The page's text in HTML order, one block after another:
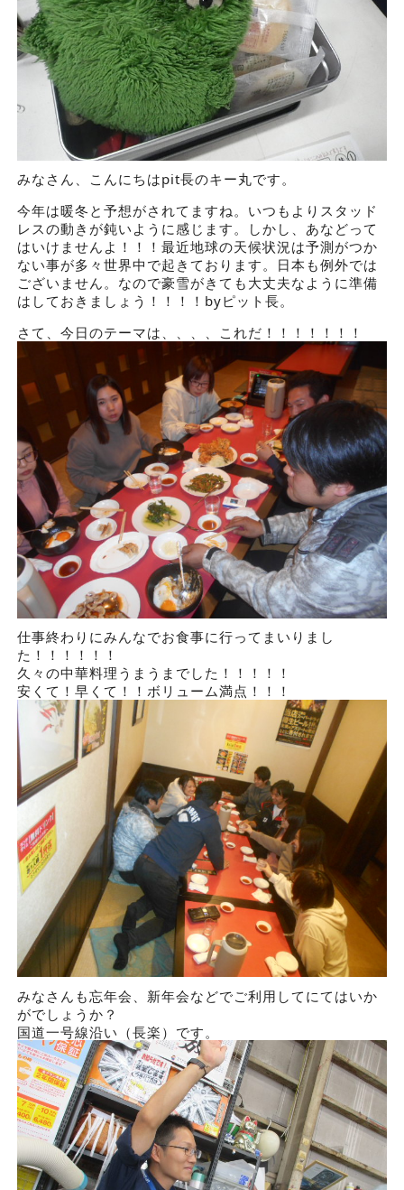
みなさん、こんにちはpit長のキー丸です。
今年は暖冬と予想がされてますね。いつもよりスタッド
レスの動きが鈍いように感じます。しかし、あなどって
はいけませんよ！！！最近地球の天候状況は予測がつか
ない事が多々世界中で起きております。日本も例外では
ございません。なので豪雪がきても大丈夫なように準備
はしておきましょう！！！！byピット長。
さて、今日のテーマは、、、、これだ！！！！！！！
仕事終わりにみんなでお食事に行ってまいりまし
た！！！！！！
久々の中華料理うまうまでした！！！！！
安くて！早くて！！ボリューム満点！！！
みなさんも忘年会、新年会などでご利用してにてはいか
がでしょうか？
国道一号線沿い（長楽）です。